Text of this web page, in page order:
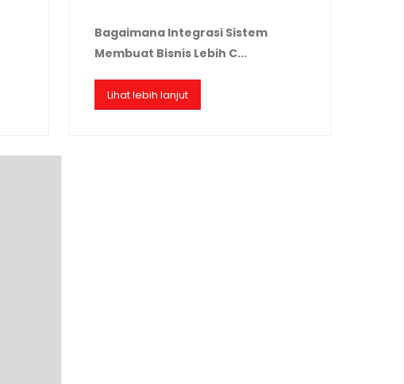
Bagaimana Integrasi Sistem
Membuat Bisnis Lebih C...
Lihat lebih lanjut